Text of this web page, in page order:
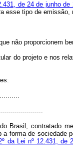
de 24 de junho de
esse tipo de emissão,
não proporcionem
do projeto e nos
Brasil, contratado
forma de
da Lei nº 12.431, de